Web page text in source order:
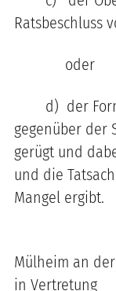
Ratsbeschluss
oder
d) der
gegenüber der
gerügt und
und die
Mangel ergibt.
Mülheim an der
in Vertretung